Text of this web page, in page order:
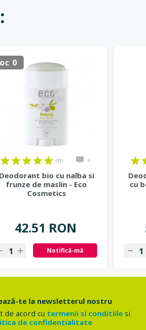
0
(23) 0
bio cu nalba si
frunze de maslin - Eco
Cosmetics
42.51 RON
Notifică-mă
cu
te la newsletterul nostru
de acord cu termenii si conditiilesi
de confidentialitate